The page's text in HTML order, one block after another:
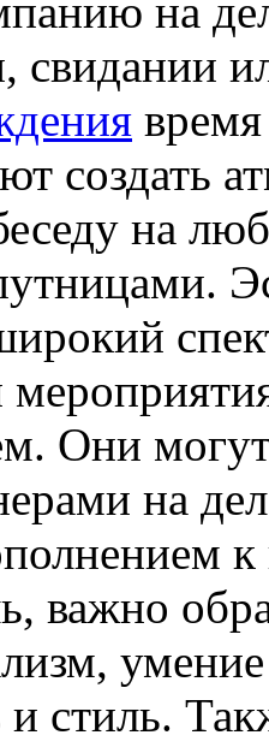
на
свидании
создать
на
Они
на
важно
и стиль.